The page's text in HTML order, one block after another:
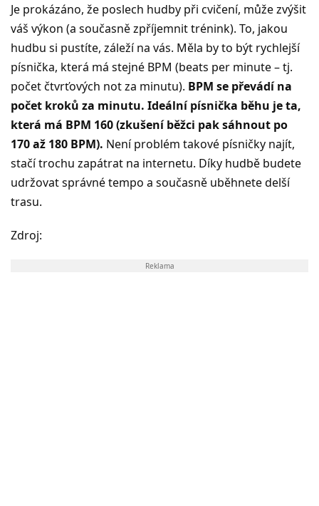
Je prokázáno, že poslech hudby při cvičení, může zvýšit
váš výkon (a současně zpříjemnit trénink). To, jakou
hudbu si pustíte, záleží na vás. Měla by to být rychlejší
písnička, která má stejné BPM (beats per minute – tj.
počet čtvrťových not za minutu). BPM se převádí na
počet kroků za minutu. Ideální písnička běhu je ta,
která má BPM 160 (zkušení běžci pak sáhnout po
170 až 180 BPM). Není problém takové písničky najít,
stačí trochu zapátrat na internetu. Díky hudbě budete
udržovat správné tempo a současně uběhnete delší
trasu.
Zdroj:
Reklama